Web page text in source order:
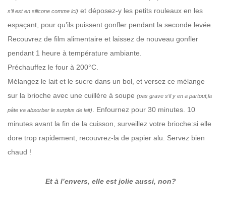
s’il est en silicone comme ici) et déposez-y les petits rouleaux en les
espaçant, pour qu’ils puissent gonfler pendant la seconde levée.
Recouvrez de film alimentaire et laissez de nouveau gonfler
pendant 1 heure à température ambiante.
Préchauffez le four à 200°C.
Mélangez le lait et le sucre dans un bol, et versez ce mélange
sur la brioche avec une cuillère à soupe (pas grave s’il y en a partout,la
pâte va absorber le surplus de lait). Enfournez pour 30 minutes. 10
minutes avant la fin de la cuisson, surveillez votre brioche:si elle
dore trop rapidement, recouvrez-la de papier alu. Servez bien
chaud !
Et à l’envers, elle est jolie aussi, non?